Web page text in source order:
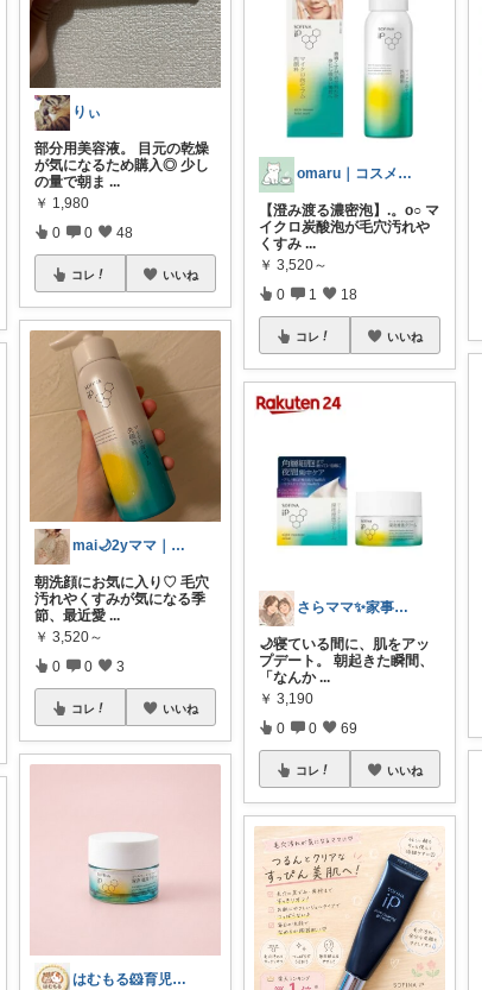
りぃ
部分用美容液。 目元の乾燥
が気になるため購入◎ 少し
の量で朝ま ...
￥ 1,980
0 0 48
コレ いいね
mai🌙2yママ｜コスパ美容
朝洗顔にお気に入り♡ 毛穴
汚れやくすみが気になる季
節、最近愛 ...
￥ 3,520～
0 0 3
コレ いいね
はむもる‪🐹育児中主婦向け便利グッズ
omaru｜コスメと大人女子の暮らし
【澄み渡る濃密泡】.。o○ マ
イクロ炭酸泡が毛穴汚れや
くすみ ...
￥ 3,520～
0 1 18
コレ いいね
さらママ✨家事ラクアイテムと美容と✨
🌙寝ている間に、肌をアッ
プデート。 朝起きた瞬間、
「なんか ...
￥ 3,190
0 0 69
コレ いいね